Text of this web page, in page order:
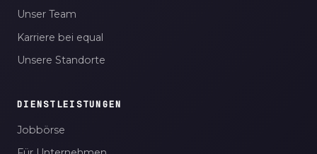
Unser Team
Karriere bei equal
Unsere Standorte
DIENSTLEISTUNGEN
Jobbörse